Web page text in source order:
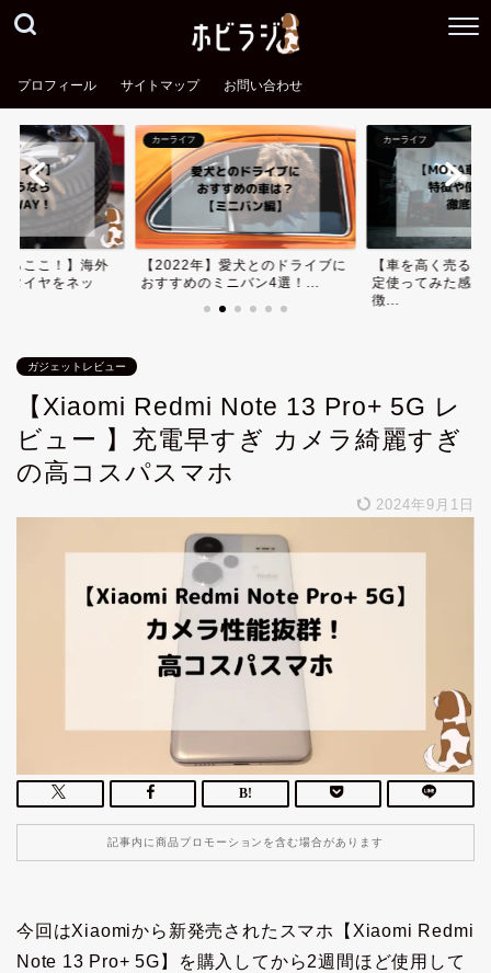
プロフィール サイトマップ お問い合わせ
とのドライブに
バン4選！...
カーライフ
【車を高く売る】車買取一括査
定使ってみた感想・評判や特
カーライフ
【2022年】愛犬
おすすめの軽バ
ガジェットレビュー
【Xiaomi Redmi Note 13 Pro+ 5G レ
ビュー 】充電早すぎ カメラ綺麗すぎ
の高コスパスマホ
2024年9月1日
記事内に商品プロモーションを含む場合があります
今回はXiaomiから新発売されたスマホ【Xiaomi Redmi
Note 13 Pro+ 5G】を購入してから2週間ほど使用して